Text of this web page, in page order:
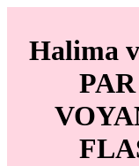
Halima